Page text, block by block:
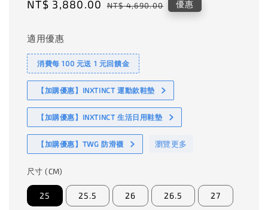
Sale
NT$ 3,880.00 Regular
NT$ 4,690.00 優惠
適用優惠
消費每 100 元送 1 元回饋金
【加購優惠】INXTINCT 運動款鞋墊
【加購優惠】INXTINCT 生活日用鞋墊
【加購優惠】TWG 防滑襪 瀏覽更多
尺寸 (CM)
25 25.5 26 26.5 27